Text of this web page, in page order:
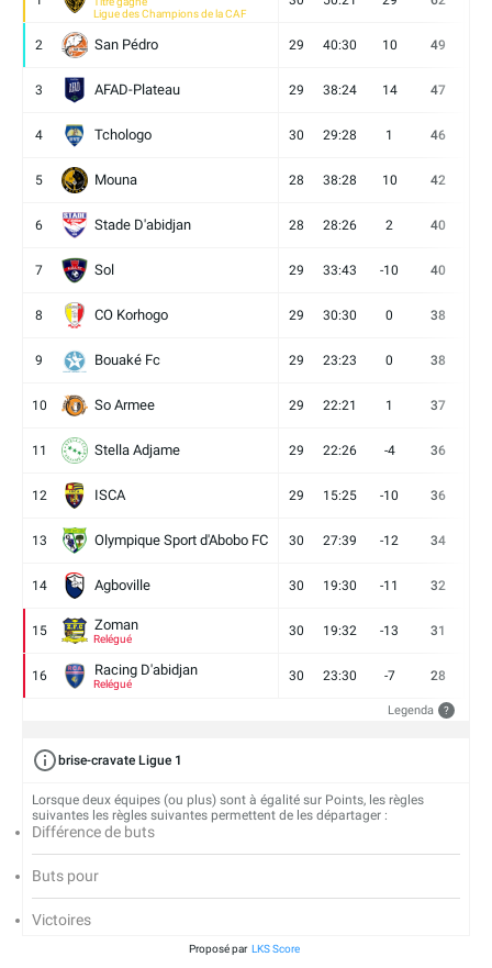
Ligue des Champions de la CAF
2 San Pédro 29 40:30 10 49
3 AFAD-Plateau 29 38:24 14 47
4 Tchologo 30 29:28 1 46
5 Mouna 28 38:28 10 42
6 Stade D'abidjan 28 28:26 2 40
7 Sol 29 33:43 -10 40
8 CO Korhogo 29 30:30 0 38
9 Bouaké Fc 29 23:23 0 38
10 So Armee 29 22:21 1 37
11 Stella Adjame 29 22:26 -4 36
12 ISCA 29 15:25 -10 36
13 Olympique Sport d'Abobo FC 30 27:39 -12 34
14 Agboville 30 19:30 -11 32
15 Zoman
Relégué
30 19:32 -13 31
16 Racing D'abidjan
Relégué
30 23:30 -7 28
Legenda ?
brise-cravate Ligue 1
Lorsque deux équipes (ou plus) sont à égalité sur Points, les règles
suivantes les règles suivantes permettent de les départager :
Différence de buts
Buts pour
Victoires
Proposé par LKS Score